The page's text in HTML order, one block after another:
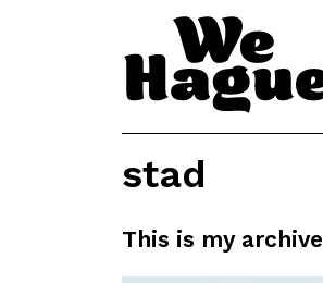
stad
This is my archive